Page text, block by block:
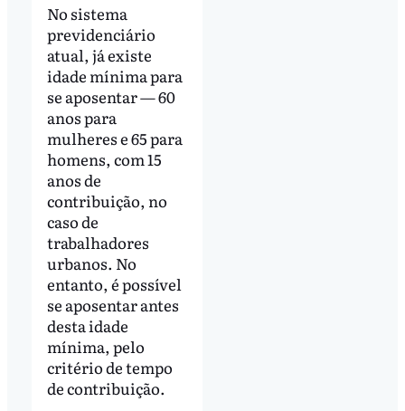
No sistema
previdenciário
atual, já existe
idade mínima para
se aposentar — 60
anos para
mulheres e 65 para
homens, com 15
anos de
contribuição, no
caso de
trabalhadores
urbanos. No
entanto, é possível
se aposentar antes
desta idade
mínima, pelo
critério de tempo
de contribuição.